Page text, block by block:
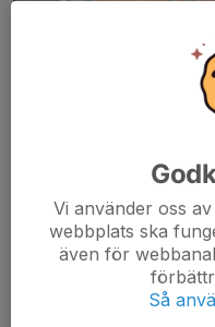
Köp din JULKALENDER
Alla våra lag har fått att
Kafe kakservice och du
vårt digitala formulär,LÄNK
Vi använder oss
webbplats ska
även för
Så